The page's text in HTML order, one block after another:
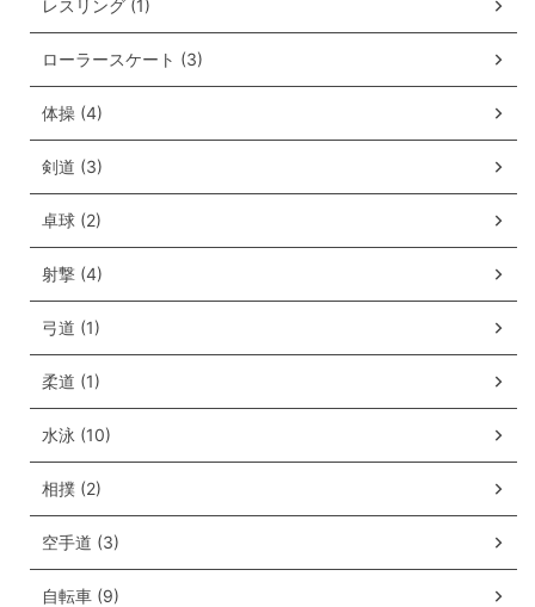
レスリング (1)
ローラースケート (3)
体操 (4)
剣道 (3)
卓球 (2)
射撃 (4)
弓道 (1)
柔道 (1)
水泳 (10)
相撲 (2)
空手道 (3)
自転車 (9)